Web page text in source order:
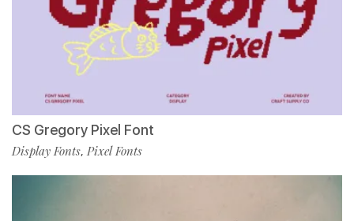
CS Gregory Pixel Font
Display Fonts, Pixel Fonts